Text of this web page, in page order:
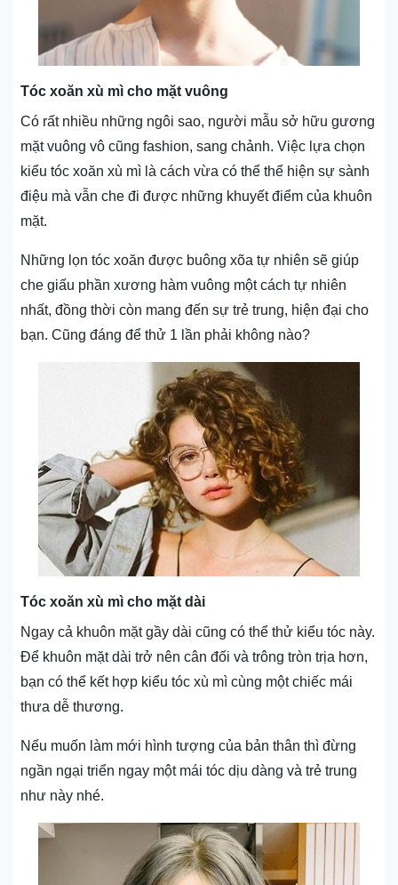
Tóc xoăn xù mì cho mặt vuông
Có rất nhiều những ngôi sao, người mẫu sở hữu gương
mặt vuông vô cũng fashion, sang chảnh. Việc lựa chọn
kiểu tóc xoăn xù mì là cách vừa có thể thể hiện sự sành
điệu mà vẫn che đi được những khuyết điểm của khuôn
mặt.
Những lọn tóc xoăn được buông xõa tự nhiên sẽ giúp
che giấu phần xương hàm vuông một cách tự nhiên
nhất, đồng thời còn mang đến sự trẻ trung, hiện đại cho
bạn. Cũng đáng để thử 1 lần phải không nào?
Tóc xoăn xù mì cho mặt dài
Ngay cả khuôn mặt gầy dài cũng có thể thử kiểu tóc này.
Để khuôn mặt dài trở nên cân đối và trông tròn trịa hơn,
bạn có thể kết hợp kiểu tóc xù mì cùng một chiếc mái
thưa dễ thương.
Nếu muốn làm mới hình tượng của bản thân thì đừng
ngần ngại triển ngay một mái tóc dịu dàng và trẻ trung
như này nhé.